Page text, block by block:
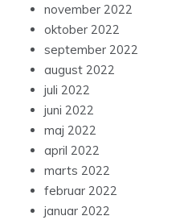
november 2022
oktober 2022
september 2022
august 2022
juli 2022
juni 2022
maj 2022
april 2022
marts 2022
februar 2022
januar 2022